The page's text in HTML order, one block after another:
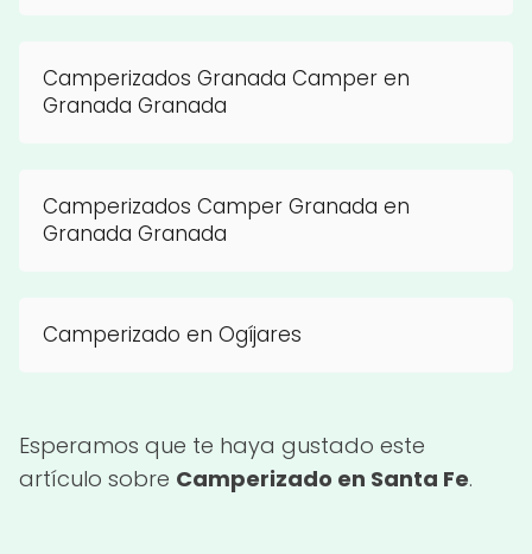
Camperizados Granada Camper en
Granada Granada
Camperizados Camper Granada en
Granada Granada
Camperizado en Ogíjares
Esperamos que te haya gustado este
artículo sobre Camperizado en Santa Fe.